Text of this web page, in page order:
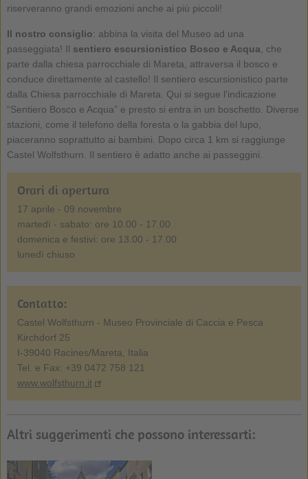
riserveranno grandi emozioni anche ai più piccoli!
Il nostro consiglio: abbina la visita del Museo ad una
passeggiata! Il sentiero escursionistico Bosco e Acqua , che
parte dalla chiesa parrocchiale di Mareta, attraversa il bosco e
conduce direttamente al castello! Il sentiero escursionistico parte
dalla Chiesa parrocchiale di Mareta. Qui si segue l'indicazione
“Sentiero Bosco e Acqua” e presto si entra in un boschetto. Diverse
stazioni, come il telefono della foresta o la gabbia del lupo,
piaceranno soprattutto ai bambini. Dopo circa 1 km si raggiunge
Castel Wolfsthurn. Il sentiero è adatto anche ai passeggini.
Orari di apertura
17 aprile - 09 novembre
martedì - sabato: ore 10.00 - 17.00
domenica e festivi: ore 13.00 - 17.00
lunedì chiuso
Contatto:
Castel Wolfsthurn - Museo Provinciale di Caccia e Pesca
Kirchdorf 25
I-39040 Racines/Mareta, Italia
Tel. e Fax: +39 0472 758 121
www.wolfsthurn.it
Altri suggerimenti che possono interessarti: